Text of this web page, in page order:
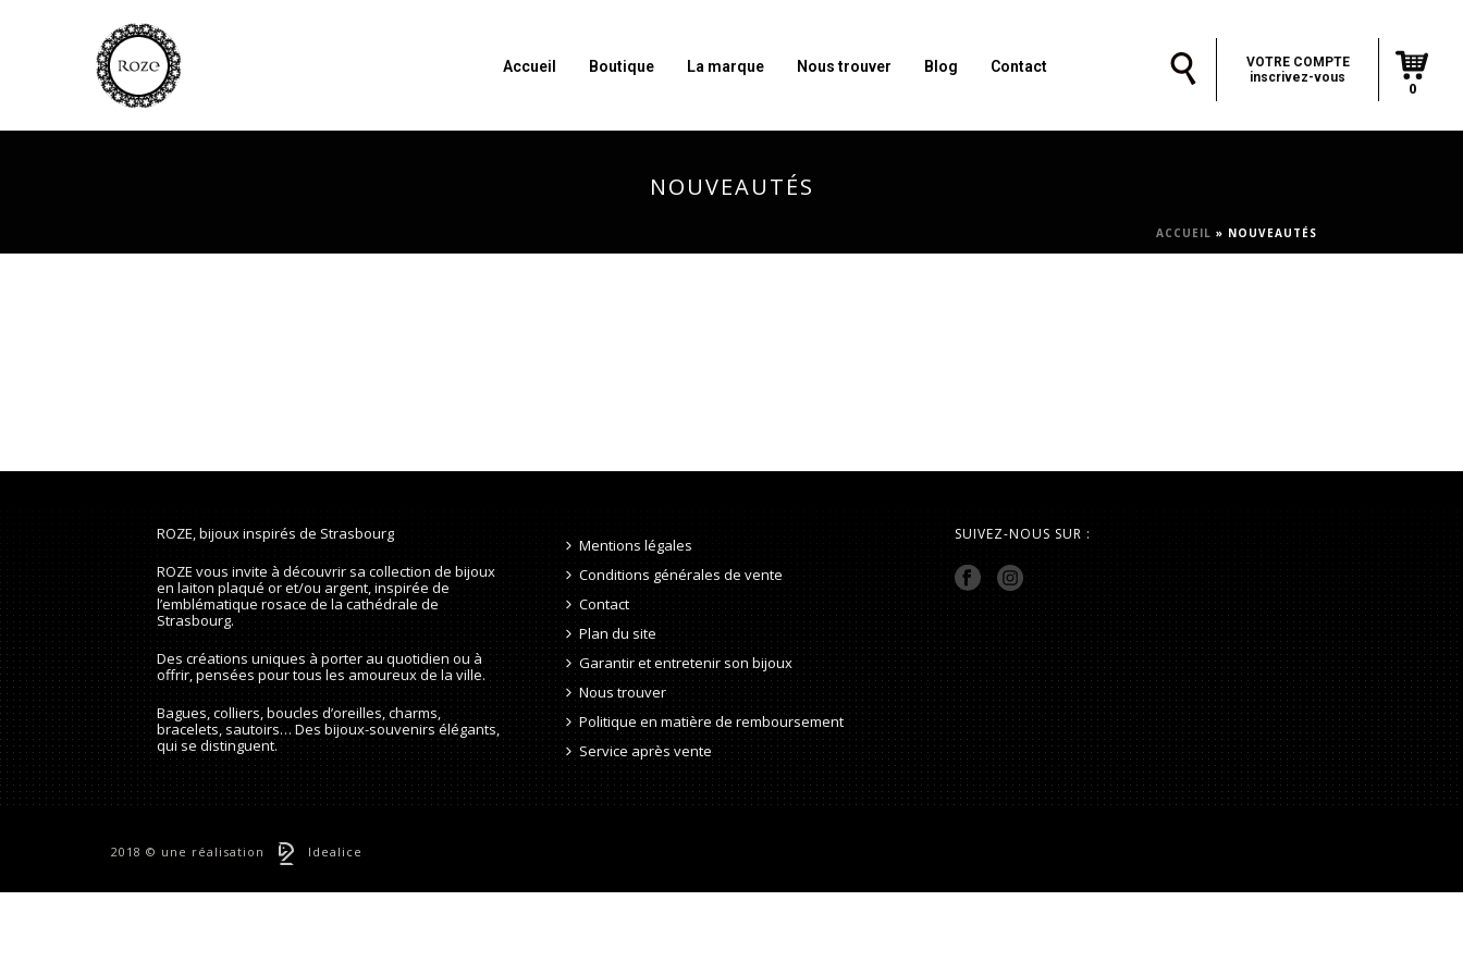
Accueil Boutique La marque Nous trouver Blog Contact
VOTRE COMPTE
inscrivez-vous
0
NOUVEAUTÉS
ACCUEIL » NOUVEAUTÉS
ROZE, bijoux inspirés de Strasbourg
ROZE vous invite à découvrir sa collection de bijoux
en laiton plaqué or et/ou argent, inspirée de
l’emblématique rosace de la cathédrale de
Strasbourg.
Des créations uniques à porter au quotidien ou à
offrir, pensées pour tous les amoureux de la ville.
Bagues, colliers, boucles d’oreilles, charms,
bracelets, sautoirs… Des bijoux-souvenirs élégants,
qui se distinguent.
Mentions légales
Conditions générales de vente
Contact
Plan du site
Garantir et entretenir son bijoux
Nous trouver
Politique en matière de remboursement
Service après vente
SUIVEZ-NOUS SUR :
2018 © une réalisation Idealice